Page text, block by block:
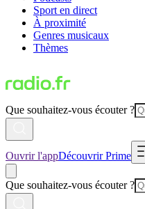
Sport en direct
À proximité
Genres musicaux
Thèmes
Que souhaitez-vous écouter ?
Ouvrir l'appDécouvrir Prime
Que souhaitez-vous écouter ?